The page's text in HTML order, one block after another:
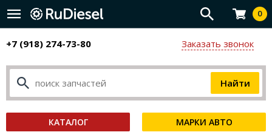
0
+7 (918) 274-73-80 Заказать звонок
КАТАЛОГ МАРКИ АВТО